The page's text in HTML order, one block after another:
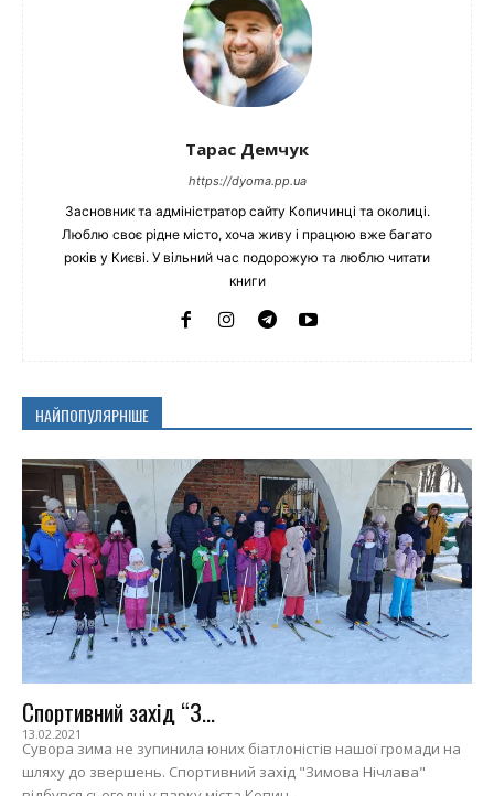
Тарас Демчук
https://dyoma.pp.ua
Засновник та адміністратор сайту Копичинці та околиці.
Люблю своє рідне місто, хоча живу і працюю вже багато
років у Києві. У вільний час подорожую та люблю читати
книги
НАЙПОПУЛЯРНІШЕ
Спортивний захід “З...
13.02.2021
Сувора зима не зупинила юних біатлоністів нашої громади на
шляху до звершень. Спортивний захід "Зимова Нічлава"